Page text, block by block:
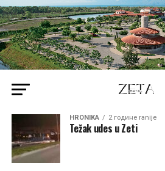
HRONIKA 2 године ranije
Težak udes u Zeti